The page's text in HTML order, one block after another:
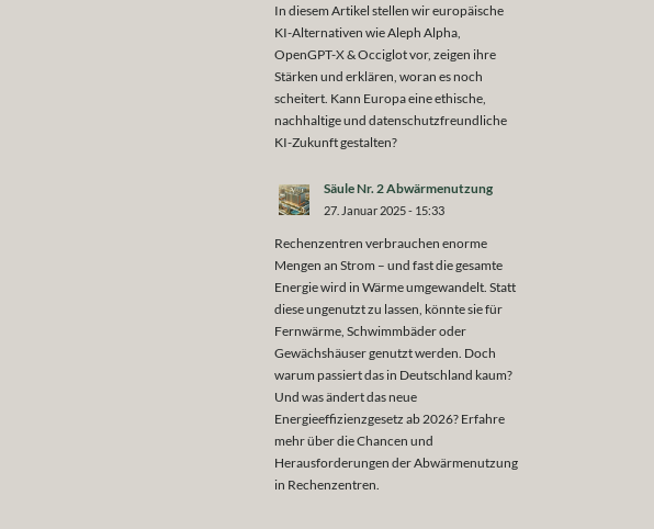
In diesem Artikel stellen wir europäische
KI-Alternativen wie Aleph Alpha,
OpenGPT-X & Occiglot vor, zeigen ihre
Stärken und erklären, woran es noch
scheitert. Kann Europa eine ethische,
nachhaltige und datenschutzfreundliche
KI-Zukunft gestalten?
Säule Nr. 2 Abwärmenutzung
27. Januar 2025 - 15:33
Rechenzentren verbrauchen enorme
Mengen an Strom – und fast die gesamte
Energie wird in Wärme umgewandelt. Statt
diese ungenutzt zu lassen, könnte sie für
Fernwärme, Schwimmbäder oder
Gewächshäuser genutzt werden. Doch
warum passiert das in Deutschland kaum?
Und was ändert das neue
Energieeffizienzgesetz ab 2026? Erfahre
mehr über die Chancen und
Herausforderungen der Abwärmenutzung
in Rechenzentren.